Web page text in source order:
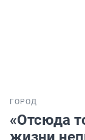
ГОРОД
«Отсюда